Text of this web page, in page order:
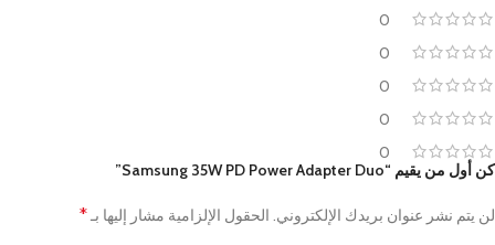
0
0
0
0
0
كن أول من يقيم “Samsung 35W PD Power Adapter Duo”
لن يتم نشر عنوان بريدك الإلكتروني. الحقول الإلزامية مشار إليها بـ*